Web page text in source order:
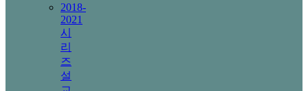
2018-
2021
시
리
즈
설